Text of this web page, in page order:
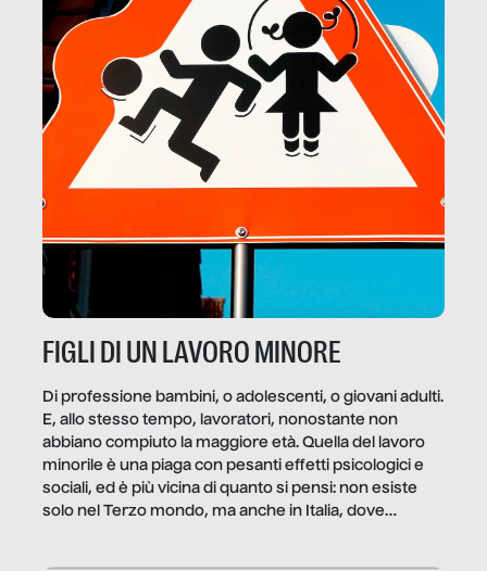
FIGLI DI UN LAVORO MINORE
Di professione bambini, o adolescenti, o giovani adulti.
E, allo stesso tempo, lavoratori, nonostante non
abbiano compiuto la maggiore età. Quella del lavoro
minorile è una piaga con pesanti effetti psicologici e
sociali, ed è più vicina di quanto si pensi: non esiste
solo nel Terzo mondo, ma anche in Italia, dove